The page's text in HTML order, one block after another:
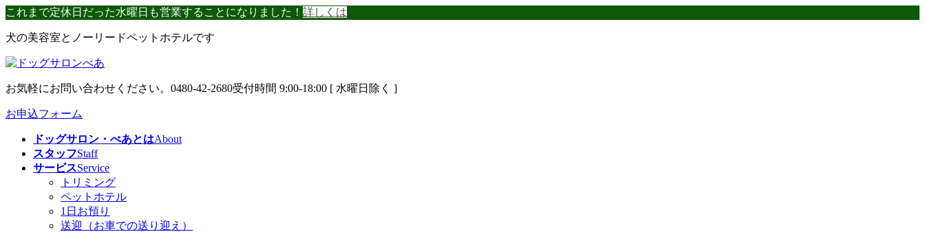
コ
テ
ン
ツ
へ
ス
キ
ナ
ゲ
ー
シ
ョ
ン
に
これまで定休日だった水曜日も営業することになりました！ 詳しくは
犬の美容室とノーリードペットホテルです
お気軽にお問い合わせください。 0480-42-2680受付時間 9:00-18:00 [ 水曜日除く ]
お申込フォーム
ドッグサロン・べあとはAbout
スタッフStaff
サービスService
トリミング
ペットホテル
1日お預り
送迎（お車での送り迎え）